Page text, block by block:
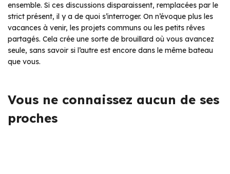
ensemble. Si ces discussions disparaissent, remplacées par le
strict présent, il y a de quoi s’interroger. On n’évoque plus les
vacances à venir, les projets communs ou les petits rêves
partagés. Cela crée une sorte de brouillard où vous avancez
seule, sans savoir si l’autre est encore dans le même bateau
que vous.
Vous ne connaissez aucun de ses
proches